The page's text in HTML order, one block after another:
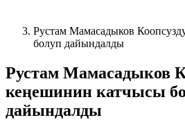
Рустам Мамасадыков
болуп дайындалды
Рустам Мамасадыков
кеңешинин катчысы
дайындалды